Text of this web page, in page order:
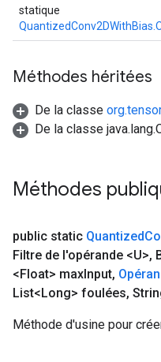
statique
Méthodes héritées
De la classe
De la classe
Méthodes
public static Quantized
Filtre de l'opérande <U>,
<Float> maxInput,
List<Long> foulées,
Méthode d'usine pour